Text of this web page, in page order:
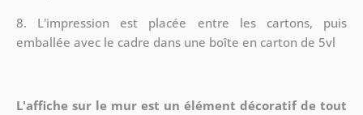
8. L'impression est placée entre les cartons, puis
emballée avec le cadre dans une boîte en carton de 5vl
L'affiche sur le mur est un élément décoratif de tout